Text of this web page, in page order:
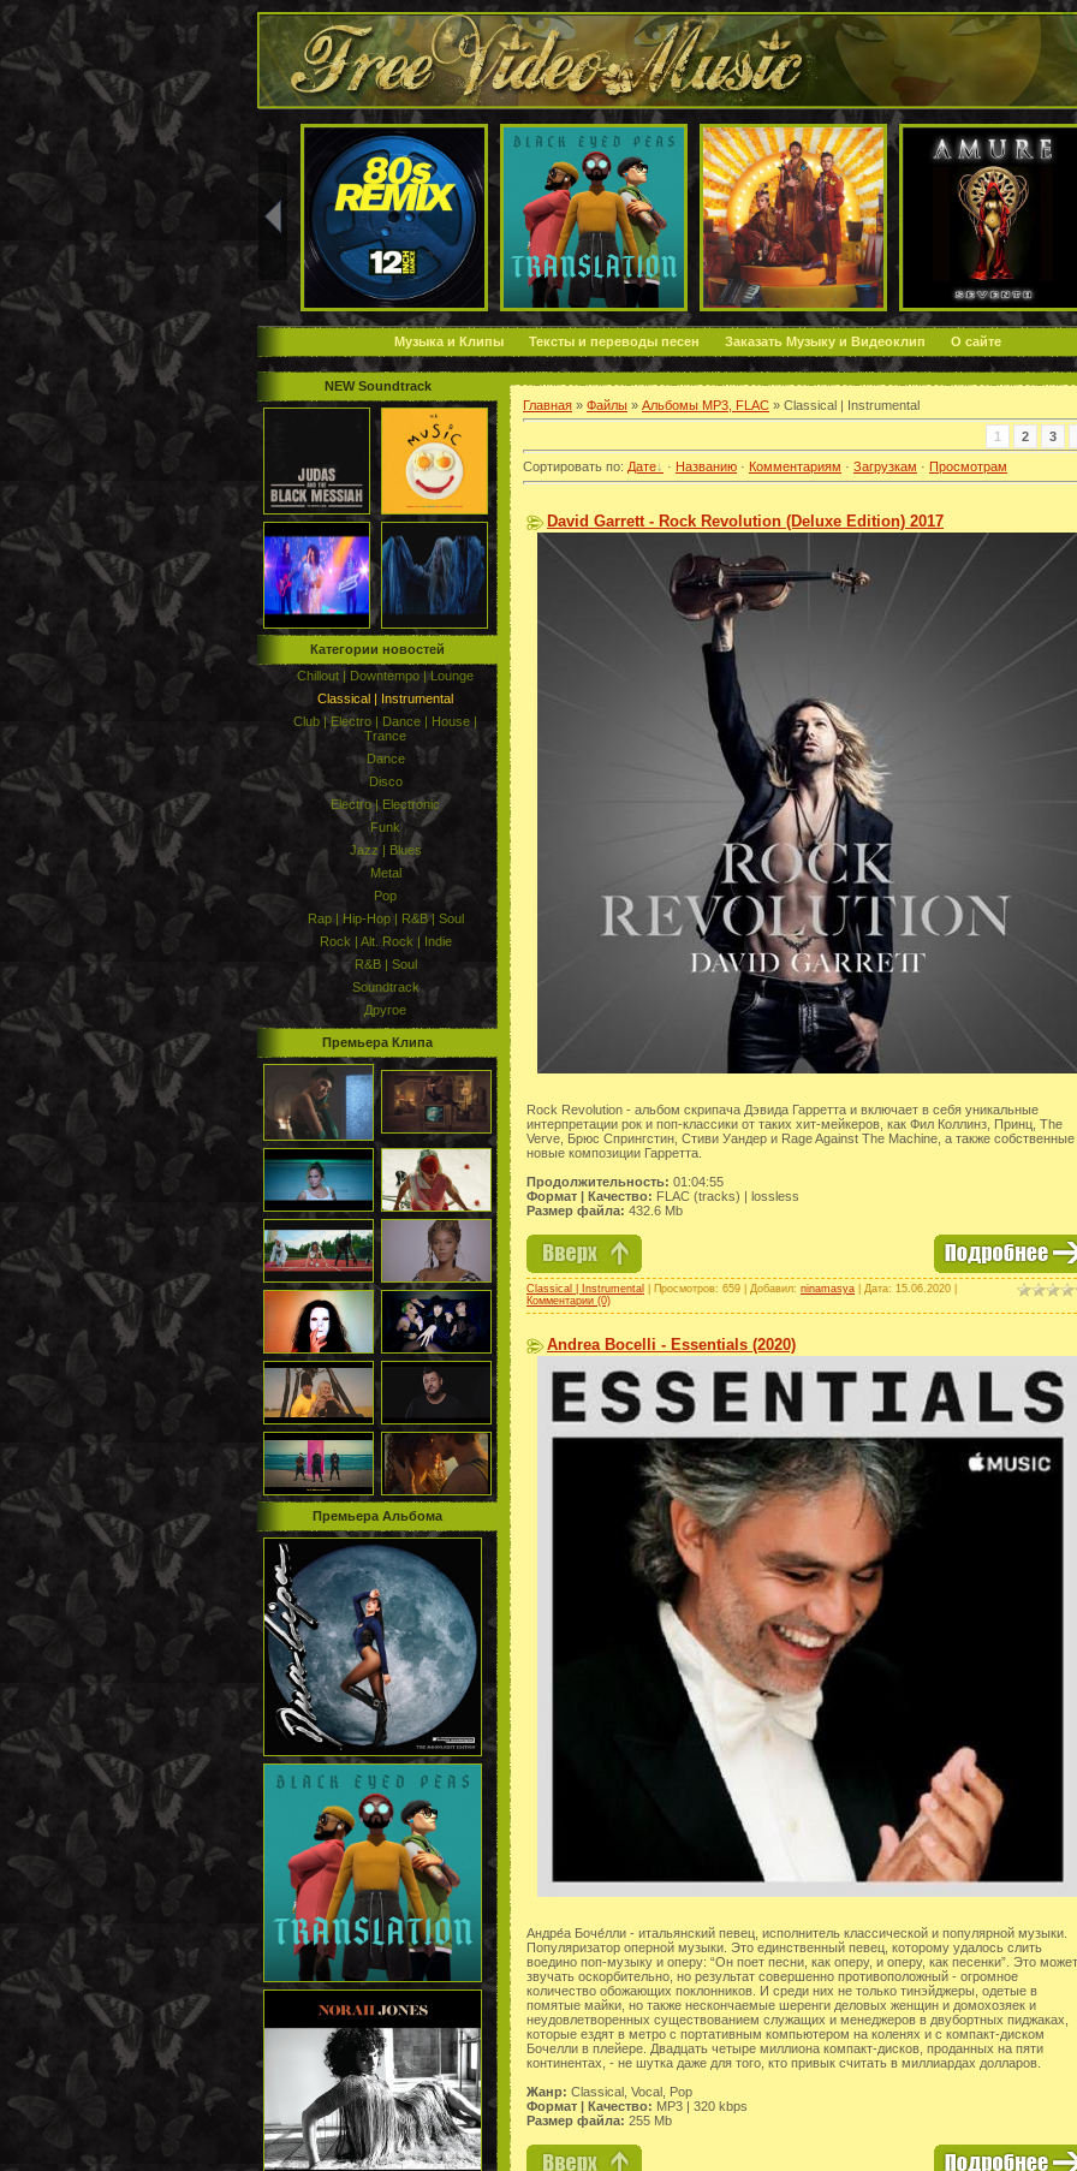
Музыка и Клипы Тексты и переводы песен Заказать Музыку и Видеоклип О сайте
NEW Soundtrack
Категории новостей
Chillout | Downtempo | Lounge
Classical | Instrumental
Club | Electro | Dance | House |
Trance
Dance
Disco
Electro | Electronic
Funk
Jazz | Blues
Metal
Pop
Rap | Hip-Hop | R&B | Soul
Rock | Alt. Rock | Indie
R&B | Soul
Soundtrack
Другое
Премьера Клипа
Премьера Альбома
Главная » Файлы » Альбомы MP3, FLAC » Classical | Instrumental
1 2 3
Сортировать по: Дате · Названию · Комментариям · Загрузкам · Просмотрам
David Garrett - Rock Revolution (Deluxe Edition) 2017
Rock Revolution - альбом скрипача Дэвида Гарретта и включает в себя уникальные
интерпретации рок и поп-классики от таких хит-мейкеров, как Фил Коллинз, Принц, The
Verve, Брюс Спрингстин, Стиви Уандер и Rage Against The Machine, а также собственные
новые композиции Гарретта.
Продолжительность: 01:04:55
Формат | Качество: FLAC (tracks) | lossless
Размер файла: 432.6 Mb
Classical | Instrumental | Просмотров: 659 | Добавил: ninamasya | Дата: 15.06.2020
Комментарии (0)
Andrea Bocelli - Essentials (2020)
Андре́а Боче́лли - итальянский певец, исполнитель классической и популярной музыки.
Популяризатор оперной музыки. Это единственный певец, которому удалось слить
воедино поп-музыку и оперу: “Он поет песни, как оперу, и оперу, как песенки”. Это может
звучать оскорбительно, но результат совершенно противоположный - огромное
количество обожающих поклонников. И среди них не только тинэйджеры, одетые в
помятые майки, но также нескончаемые шеренги деловых женщин и домохозяек и
неудовлетворенных существованием служащих и менеджеров в двубортных пиджаках,
которые ездят в метро с портативным компьютером на коленях и с компакт-диском
Бочелли в плейере. Двадцать четыре миллиона компакт-дисков, проданных на пяти
континентах, - не шутка даже для того, кто привык считать в миллиардах долларов.
Жанр: Classical, Vocal, Pop
Формат | Качество: MP3 | 320 kbps
Размер файла: 255 Mb